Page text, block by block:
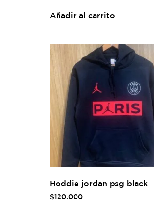
Añadir al carrito
Hoddie jordan psg black
$120.000